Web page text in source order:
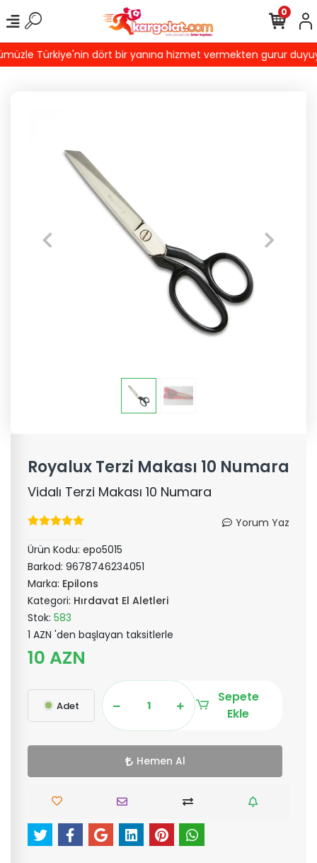
Türkiye'nin dört bir yanına hizmet vermekten gurur
0
Royalux Terzi Makası 10 Numara
Vidalı Terzi Makası 10 Numara
Yorum Yaz
Ürün Kodu: epo5015
Barkod: 9678746234051
Marka: Epilons
Kategori: Hırdavat El Aletleri
Stok: 583
1 AZN 'den başlayan taksitlerle
10 AZN
Adet
Sepete
Ekle
Hemen Al